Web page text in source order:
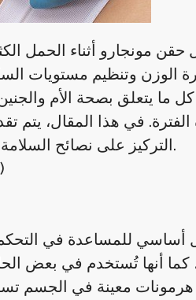
مونجارو أثناء الحمل
الوزن وتنظيم مستويات
ما يتعلق بصحة الأم
الفترة. في هذا المقال،
التركيز على نصائح السلامة والمعلومات التي تساعد في اتخاذ قرارات صحية مدروسة.
كما أنها تُستخدم في بعض